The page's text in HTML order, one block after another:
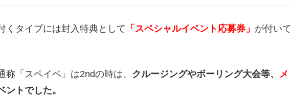
くタイプには封入特典として 「スペシャルイベント応募券」 が付いて
「スペイベ」は2ndの時は、 クルージングやボーリング大会等、 メ
ントでした。